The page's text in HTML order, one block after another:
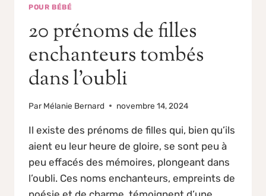
POUR BÉBÉ
20 prénoms de filles
enchanteurs tombés
dans l’oubli
Par Mélanie Bernard novembre 14, 2024
Il existe des prénoms de filles qui, bien qu’ils
aient eu leur heure de gloire, se sont peu à
peu effacés des mémoires, plongeant dans
l’oubli. Ces noms enchanteurs, empreints de